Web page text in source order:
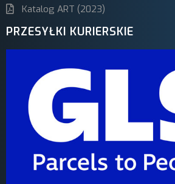
Katalog ART (2023)
PRZESYŁKI KURIERSKIE